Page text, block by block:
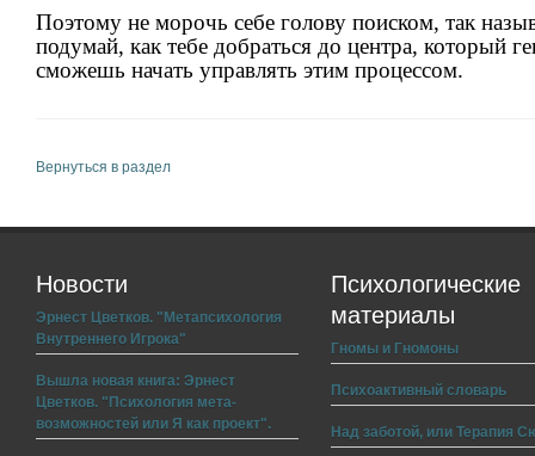
Поэтому не морочь себе голову поиском, так
подумай, как тебе добраться до центра, который
сможешь начать управлять этим процессом.
Вернуться в раздел
Новости
Эрнест Цветков. "Метапсихология
Внутреннего Игрока"
Вышла новая книга: Эрнест
Цветков. "Психология мета-
возможностей или Я как проект".
Психологические
материалы
Гномы и Гномоны
Психоактивный словарь
Над заботой, или Терапия